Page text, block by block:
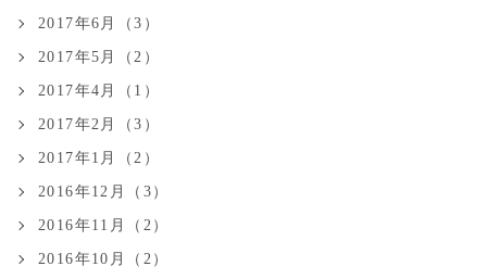
2017年6月（3）
2017年5月（2）
2017年4月（1）
2017年2月（3）
2017年1月（2）
2016年12月（3）
2016年11月（2）
2016年10月（2）